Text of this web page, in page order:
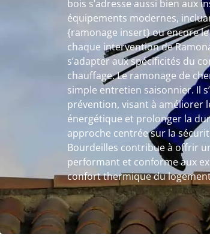
bois s’adresse aussi bien aux
équipements modernes,
{ramonage insert} ou encore
chaque intervention de
s’adapter aux spécificités du
chauffage. Le ramonage de
simple entretien saisonnier. Il
prévention, visant à améliorer
énergétique et prolonger la
approche centrée sur la
Bourdeilles contribue à offrir
performant et conforme aux
confort thermique du